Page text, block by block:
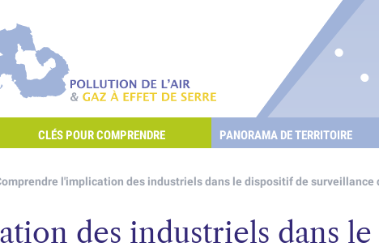
les POllutioNs en Santé Environnement
Pollution de l'air & gaz à effet de serre
DE L'AIR ET LES GAZ À EFFET DE SERRE ?
CLÉS POUR COMPRENDRE PANORAMA DE TERRITOIRE
l'implication des industriels dans le dispositif de surveillance
des industriels dans